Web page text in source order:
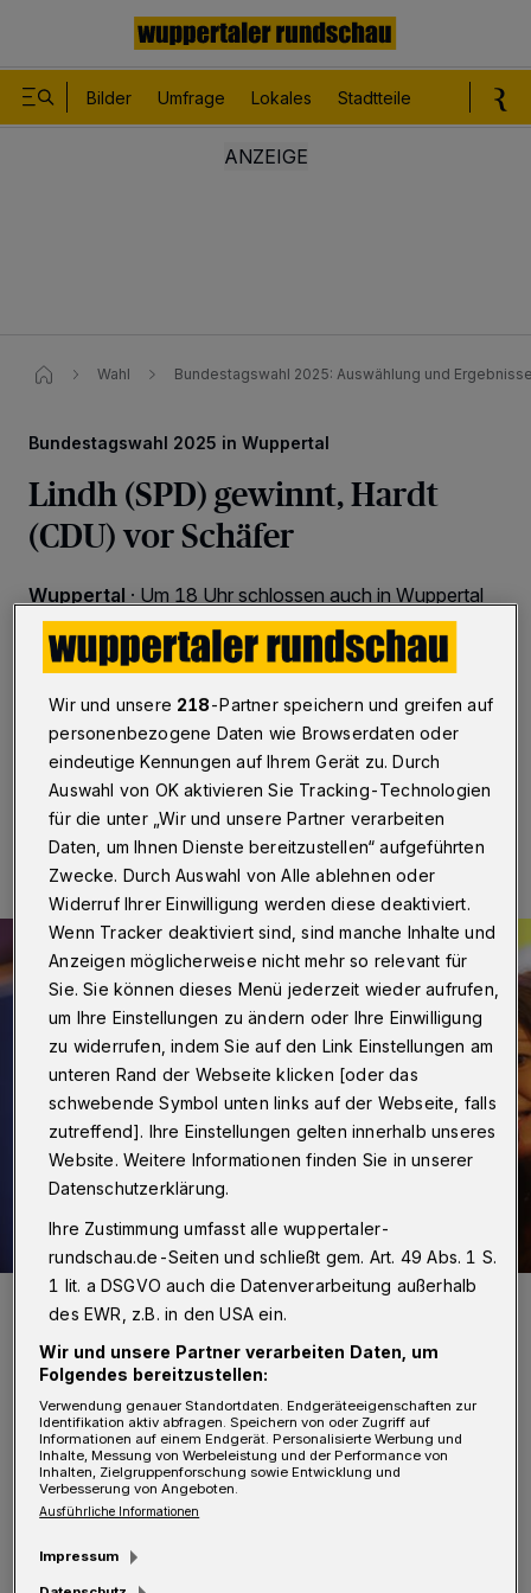
Bilder Umfrage Lokales Stadtteile
Wahl Bundestagswahl 2025: Auswählung und
Bundestagswahl 2025 in Wuppertal
Lindh (SPD) gewinnt, Hardt
(CDU) vor Schäfer
Wuppertal · Um 18 Uhr schlossen auch in Wuppertal
die Wahllokale zur Bundestagswahl 2025.
Anschließend begann die Auszählung des Stimmen für
die Wahlkreise Wuppertal I und Wuppertal II
Solingen).
23.02.2025 , 17:45 Uhr Eine Minute Lesezeit
Helge Lindh gewann den Wahlkreis Wuppertal I deutlich.
Foto: Christoph Petersen
W AHLKREIS WUPPERTAL I
(Wahlberechtigte 196.546,
Wahlbeteiligung 77,8 Prozent,
222 Schnellmeldungen
Wir und unsere 218-Partner speichern und greifen auf
personenbezogene Daten wie Browserdaten oder
eindeutige Kennungen auf Ihrem Gerät zu. Durch
Auswahl von OK aktivieren Sie Tracking-Technologien
für die unter „Wir und unsere Partner verarbeiten
Daten, um Ihnen Dienste bereitzustellen“ aufgeführten
Zwecke. Durch Auswahl von Alle ablehnen oder
Widerruf Ihrer Einwilligung werden diese deaktiviert.
Wenn Tracker deaktiviert sind, sind manche Inhalte und
Anzeigen möglicherweise nicht mehr so relevant für
Sie. Sie können dieses Menü jederzeit wieder aufrufen,
um Ihre Einstellungen zu ändern oder Ihre Einwilligung
zu widerrufen, indem Sie auf den Link Einstellungen am
unteren Rand der Webseite klicken [oder das
schwebende Symbol unten links auf der Webseite, falls
zutreffend]. Ihre Einstellungen gelten innerhalb unseres
Website. Weitere Informationen finden Sie in unserer
Datenschutzerklärung.
Ihre Zustimmung umfasst alle wuppertaler-
rundschau.de-Seiten und schließt gem. Art. 49 Abs. 1 S.
1 lit. a DSGVO auch die Datenverarbeitung außerhalb
des EWR, z.B. in den USA ein.
Wir und unsere Partner verarbeiten Daten, um
Folgendes bereitzustellen:
Verwendung genauer Standortdaten. Endgeräteeigenschaften zur
Identifikation aktiv abfragen. Speichern von oder Zugriff auf
Informationen auf einem Endgerät. Personalisierte Werbung und
Inhalte, Messung von Werbeleistung und der Performance von
Inhalten, Zielgruppenforschung sowie Entwicklung und
Verbesserung von Angeboten.
Ausführliche Informationen
Impressum